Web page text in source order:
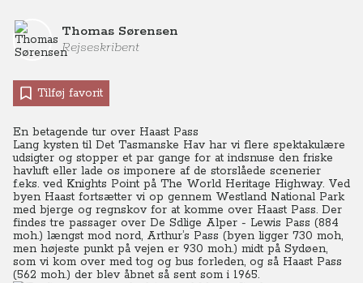
Thomas Sørensen
Rejseskribent
Tilføj favorit
En betagende tur over Haast Pass
Lang kysten til Det Tasmanske Hav har vi flere spektakulære
udsigter og stopper et par gange for at indsnuse den friske
havluft eller lade os imponere af de storslåede scenerier
f.eks. ved Knights Point på The World Heritage Highway. Ved
byen Haast fortsætter vi op gennem Westland National Park
med bjerge og regnskov for at komme over Haast Pass. Der
findes tre passager over De Sdlige Alper - Lewis Pass (884
moh.) længst mod nord, Arthur’s Pass (byen ligger 730 moh,
men højeste punkt på vejen er 930 moh.) midt på Sydøen,
som vi kom over med tog og bus forleden, og så Haast Pass
(562 moh.) der blev åbnet så sent som i 1965.